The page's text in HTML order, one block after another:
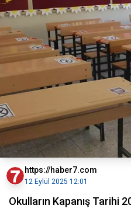
https://haber7.com
12 Eylül 2025 12:01
Okulların Kapanış Tarihi